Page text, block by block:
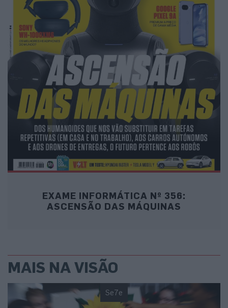
EXAME INFORMÁTICA Nº 356:
ASCENSÃO DAS MÁQUINAS
MAIS NA VISÃO
Se7e